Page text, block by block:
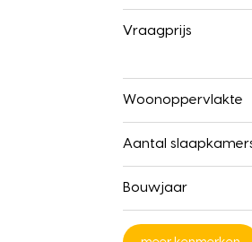
Vraagprijs
Woonoppervlakte
Aantal
Bouwjaar